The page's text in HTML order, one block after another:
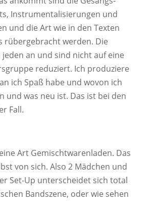
Instrumentalisierungen und
und die Art wie in den Texten
rübergebracht werden. Die
jeden an und sind nicht auf eine
reduziert. Ich produziere
ich Spaß habe und wovon ich
und was neu ist. Das ist bei den
Fall.
Art Gemischtwarenladen. Das
von sich. Also 2 Mädchen und
Set-Up unterscheidet sich total
Bandszene, oder wie sehen